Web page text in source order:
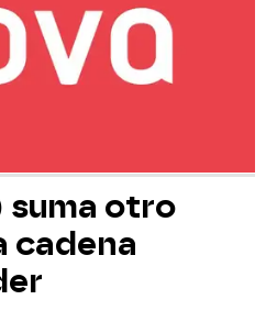
suma otro
cadena